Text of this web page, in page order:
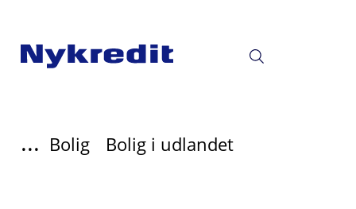
... Bolig Bolig i udlandet